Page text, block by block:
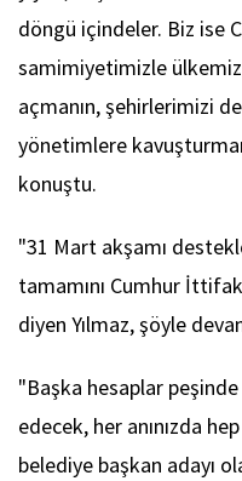
döngü içindeler. Biz ise
samimiyetimizle
açmanın, şehirlerimizi
yönetimlere
konuştu.
"31 Mart akşamı
tamamını Cumhur
diyen Yılmaz, şöyle
"Başka hesaplar
edecek, her anınızda
belediye başkan adayı